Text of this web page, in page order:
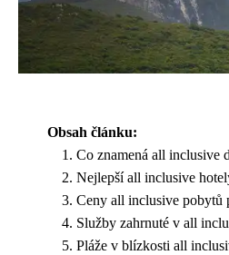
Obsah článku:
Co znamená all inclusive
Nejlepší all inclusive
Ceny all inclusive pobytů
Služby zahrnuté v all
Pláže v blízkosti all